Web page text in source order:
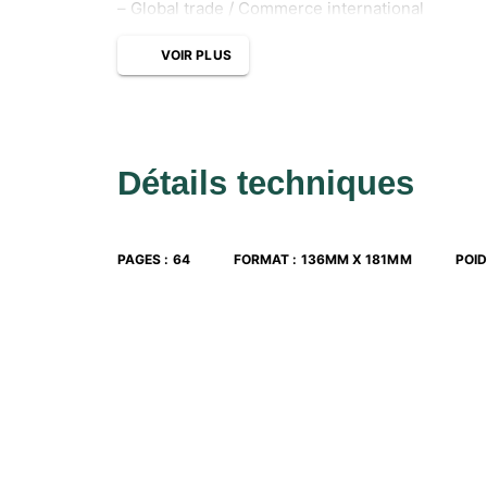
– Global trade / Commerce international
VOIR PLUS
Détails techniques
PAGES : 64 FORMAT : 136MM X 181MM